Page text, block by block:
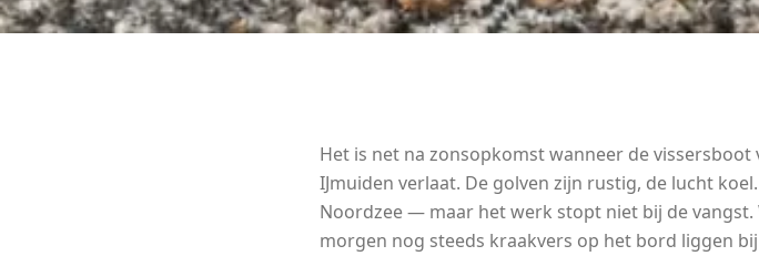
Het is net na zonsopkomst wanneer de vissersboot
IJmuiden verlaat. De golven zijn rustig, de lucht
Noordzee — maar het werk stopt niet bij de
morgen nog steeds kraakvers op het bord liggen